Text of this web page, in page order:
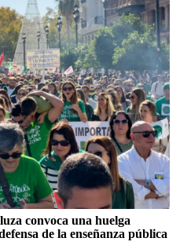
convoca una huelga
de la enseñanza pública